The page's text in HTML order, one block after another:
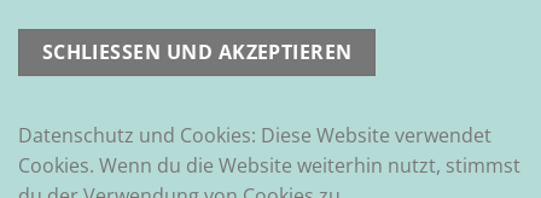
Datenschutz und Cookies: Diese Website verwendet
Cookies. Wenn du die Website weiterhin nutzt, stimmst